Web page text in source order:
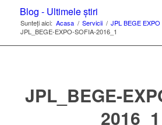
Blog - Ultimele știri
Sunteți aici: Acasa / Servicii / JPL BEGE
JPL_BEGE-EXPO-SOFIA-2016_1
JPL_BEGE-
2016_1